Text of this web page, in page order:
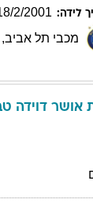
לידה: /2/2001
מכבי תל אביב,
אושר דוידה